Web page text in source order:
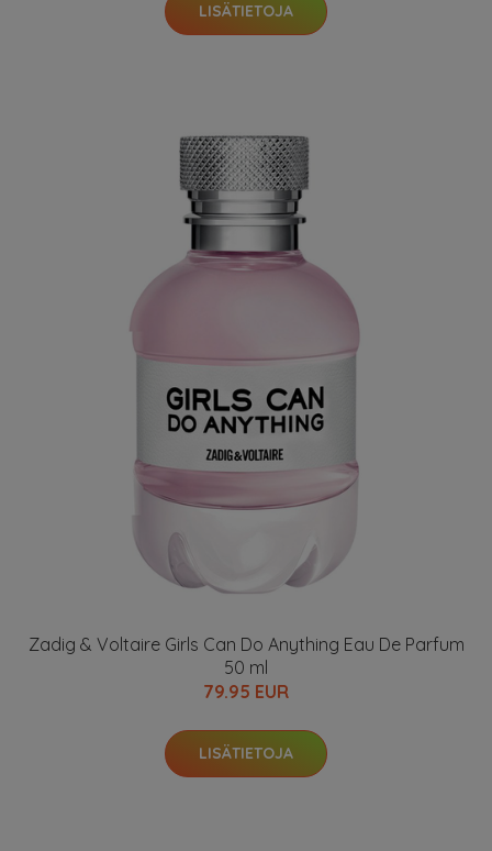
LISÄTIETOJA
Zadig & Voltaire Girls Can Do Anything Eau De Parfum
50 ml
79.95 EUR
LISÄTIETOJA